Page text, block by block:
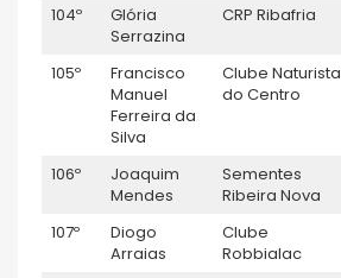
104º
Glória
Serrazina
CRP Ribafria
105º
Francisco
Manuel
Ferreira da
Silva
Clube Naturista
do Centro
106º
Joaquim
Mendes
Sementes
Ribeira Nova
107º
Diogo
Arraias
Clube
Robbialac